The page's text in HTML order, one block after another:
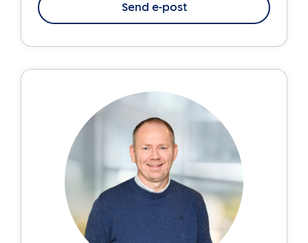
Send e-post